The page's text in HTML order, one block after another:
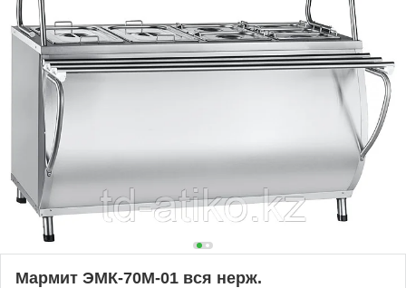
Мармит ЭМК-70М-01 вся нерж.